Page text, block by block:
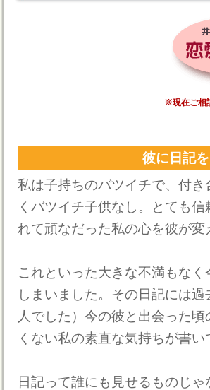
※現在ご相
彼に日記
私は子持ちのバツイチで、付
くバツイチ子供なし。とても
れて頑なだった私の心を彼が変
これといった大きな不満もな
しまいました。その日記には
人でした）今の彼と出会った
くない私の素直な気持ちが書い
日記って誰にも見せるものじ